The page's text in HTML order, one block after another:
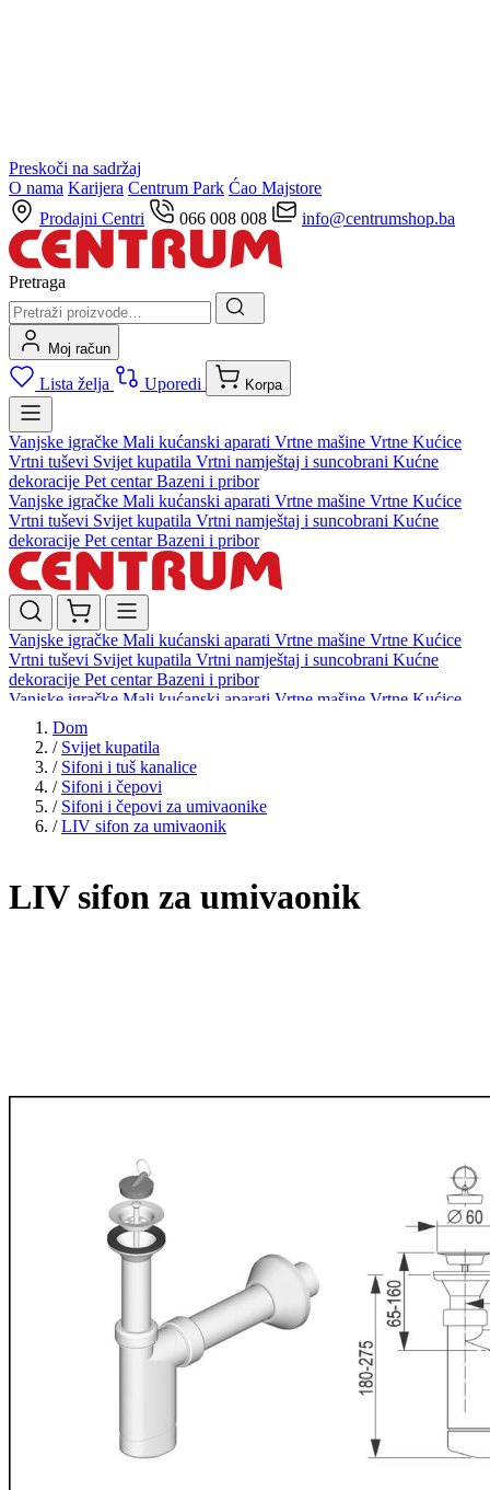
Preskoči na sadržaj
O nama Karijera Centrum Park Ćao Majstore
Prodajni Centri
066 008 008 info@centrumshop.ba
Pretraga
Moj račun
Lista želja Uporedi Korpa
Vanjske igračke Mali kućanski aparati Vrtne mašine Vrtne Kućice
Vrtni tuševi Svijet kupatila Vrtni namještaj i suncobrani Kućne
dekoracije Pet centarBazeni i pribor
Vanjske igračke Mali kućanski aparati Vrtne mašine Vrtne Kućice
Vrtni tuševi Svijet kupatila Vrtni namještaj i suncobrani Kućne
dekoracije Pet centarBazeni i pribor
Vanjske igračke Mali kućanski aparati Vrtne mašine Vrtne Kućice
Vrtni tuševi Svijet kupatila Vrtni namještaj i suncobrani Kućne
dekoracije Pet centarBazeni i pribor
Vanjske igračke Mali kućanski aparati Vrtne mašine Vrtne Kućice
Vrtni tuševi
dekoracijePet centar
Dom
/ Svijet kupatila
/ Sifoni i tuš kanalice
/ Sifoni i čepovi
/ Sifoni i čepovi za umivaonike
/ LIV sifon za umivaonik
LIV sifon za umivaonik